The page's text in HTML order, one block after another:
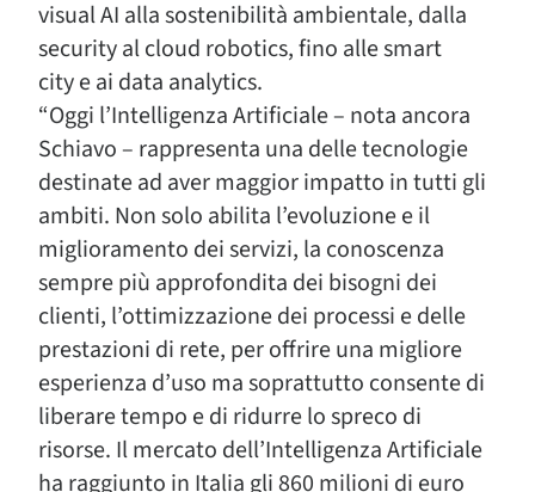
visual AI alla sostenibilità ambientale, dalla
security al cloud robotics, fino alle smart
city e ai data analytics.
“Oggi l’Intelligenza Artificiale – nota ancora
Schiavo – rappresenta una delle tecnologie
destinate ad aver maggior impatto in tutti gli
ambiti. Non solo abilita l’evoluzione e il
miglioramento dei servizi, la conoscenza
sempre più approfondita dei bisogni dei
clienti, l’ottimizzazione dei processi e delle
prestazioni di rete, per offrire una migliore
esperienza d’uso ma soprattutto consente di
liberare tempo e di ridurre lo spreco di
risorse. Il mercato dell’Intelligenza Artificiale
ha raggiunto in Italia gli 860 milioni di euro